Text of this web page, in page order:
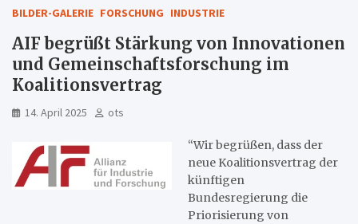
BILDER-GALERIE FORSCHUNG INDUSTRIE
AIF begrüßt Stärkung von Innovationen
und Gemeinschaftsforschung im
Koalitionsvertrag
14. April 2025 ots
“Wir begrüßen, dass der
neue Koalitionsvertrag der
künftigen
Bundesregierung die
Priorisierung von